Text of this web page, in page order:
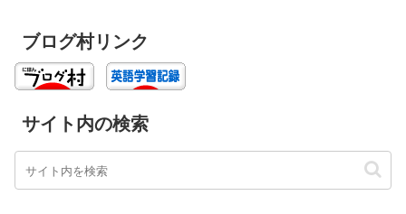
ブログ村リンク
サイト内の検索